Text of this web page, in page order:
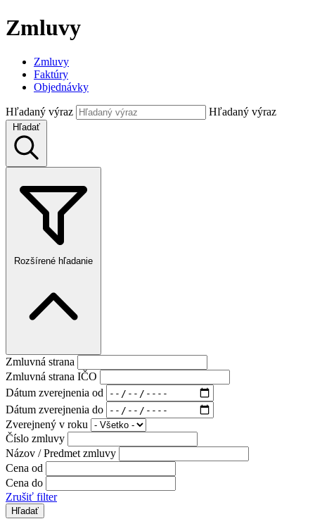
Zmluvy
Zmluvy
Faktúry
Objednávky
Hľadaný výraz Hľadaný výraz
Hľadať
Rozšírené hľadanie
Zmluvná strana
Zmluvná strana IČO
Dátum zverejnenia od
Dátum zverejnenia do
Zverejnený v roku
Číslo zmluvy
Názov / Predmet zmluvy
Cena od
Cena do
Zrušiť filter